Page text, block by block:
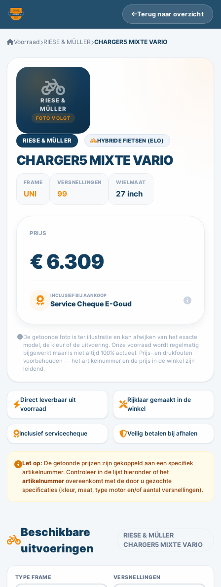
Terug naar overzicht
Voorraad RIESE & MÜLLER CHARGER5 MIXTE VARIO
RIESE &
MÜLLER
FOTO VOLGT
RIESE & MÜLLER HYBRIDE FIETSEN (ELO)
CHARGER5 MIXTE VARIO
FRAME
UNI
VERSNELLINGEN
99
WIELMAAT
27 inch
PRIJS
€ 6.309
INCLUSIEF BIJ AANKOOP
Service Cheque E-Goud
De getoonde foto is ter illustratie en kan afwijken van het exacte
model, de kleur of de uitvoering. Onze voorraad wordt regelmatig
bijgewerkt maar is niet altijd 100% actueel. Prijs- en drukfouten
voorbehouden — het artikelnummer en de prijs in de winkel zijn
leidend.
Direct leverbaar uit
voorraad
Rijklaar gemaakt in de
winkel
Inclusief servicecheque Veilig betalen bij afhalen
Let op: De getoonde prijzen zijn gekoppeld aan een specifiek
artikelnummer. Controleer in de lijst hieronder of het
artikelnummer overeenkomt met de door u gezochte
specificaties (kleur, maat, type motor en/of aantal versnellingen).
Beschikbare
uitvoeringen
RIESE & MÜLLER
CHARGER5 MIXTE VARIO
TYPE FRAME VERSNELLINGEN